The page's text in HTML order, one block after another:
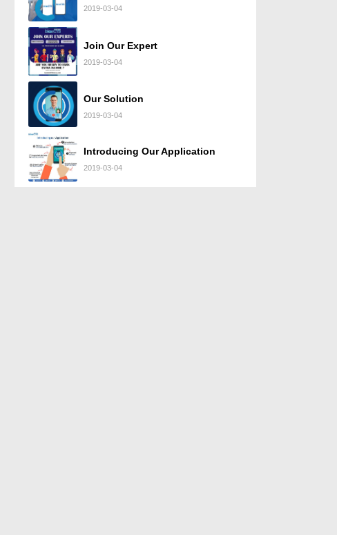
2019-03-04
Join Our Expert
2019-03-04
Our Solution
2019-03-04
Introducing Our Application
2019-03-04